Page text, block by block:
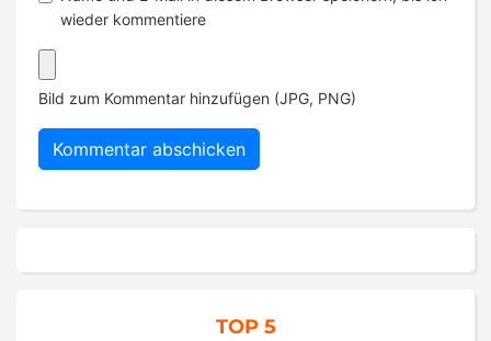
wieder kommentiere
Bild zum Kommentar hinzufügen (JPG, PNG)
TOP 5